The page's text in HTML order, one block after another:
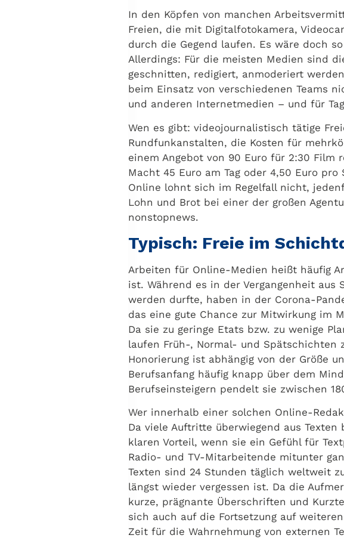
In den Köpfen von manchen
Freien, die mit Digitalfotokamera,
durch die Gegend laufen. Es wäre doch
Allerdings: Für die meisten Medien sind
geschnitten, redigiert, anmoderiert
beim Einsatz von verschiedenen Teams
und anderen Internetmedien – und für
Wen es gibt: videojournalistisch tätige
Rundfunkanstalten, die Kosten für
einem Angebot von 90 Euro für 2:30
Macht 45 Euro am Tag oder 4,50 Euro
Online lohnt sich im Regelfall nicht,
Lohn und Brot bei einer der großen
nonstopnews.
Typisch: Freie im
Arbeiten für Online-Medien heißt häufig
ist. Während es in der Vergangenheit
werden durfte, haben in der Corona-
das eine gute Chance zur Mitwirkung im
Da sie zu geringe Etats bzw. zu wenige
laufen Früh-, Normal- und Spätschichten
Honorierung ist abhängig von der Größe
Berufsanfang häufig knapp über dem
Berufseinsteigern pendelt sie zwischen
Wer innerhalb einer solchen Online-
Da viele Auftritte überwiegend aus
klaren Vorteil, wenn sie ein Gefühl für
Radio- und TV-Mitarbeitende mitunter
Texten sind 24 Stunden täglich weltweit
längst wieder vergessen ist. Da die
kurze, prägnante Überschriften und
sich auch auf die Fortsetzung auf
Zeit für die Wahrnehmung von externen